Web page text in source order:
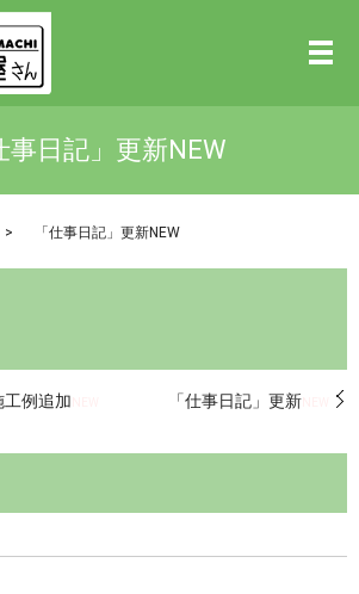
事日記」更新NEW
「仕事日記」更新NEW
工例追加 「仕事日記」更新